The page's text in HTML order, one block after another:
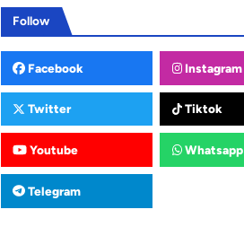
Follow
Facebook Instagram
Twitter Tiktok
Youtube Whatsapp
Telegram